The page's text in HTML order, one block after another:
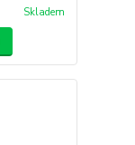
Skladem